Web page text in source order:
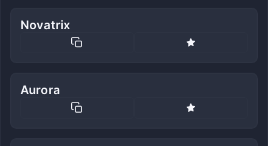
Novatrix
Aurora